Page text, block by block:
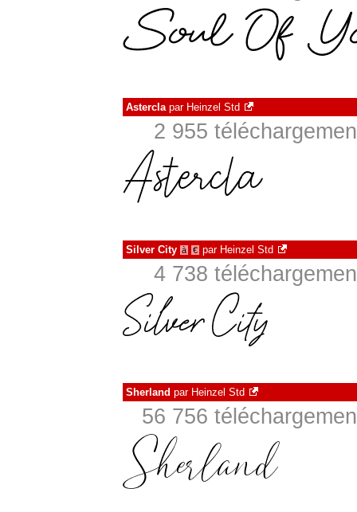
Asterclapar Heinzel Std
2 955
Silver City à € par Heinzel Std
4 738
Sherland par Heinzel Std
56 756